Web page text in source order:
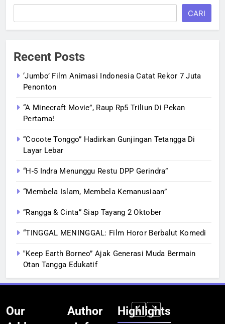
CARI
Recent Posts
‘Jumbo’ Film Animasi Indonesia Catat Rekor 7 Juta
Penonton
“A Minecraft Movie”, Raup Rp5 Triliun Di Pekan
Pertama!
“Cocote Tonggo” Hadirkan Gunjingan Tetangga Di
Layar Lebar
“H-5 Indra Menunggu Restu DPP Gerindra”
“Membela Islam, Membela Kemanusiaan”
“Rangga & Cinta” Siap Tayang 2 Oktober
“TINGGAL MENINGGAL: Film Horor Berbalut Komedi
‟Keep Earth Borneo” Ajak Generasi Muda Bermain
Otan Tangga Edukatif
Our
Author
Highlights